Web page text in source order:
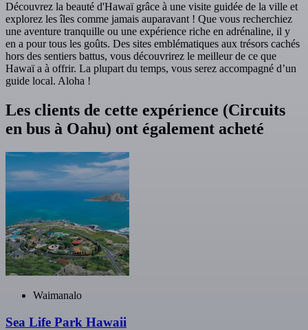
Découvrez la beauté d'Hawaï grâce à une visite guidée de la ville et
explorez les îles comme jamais auparavant ! Que vous recherchiez
une aventure tranquille ou une expérience riche en adrénaline, il y
en a pour tous les goûts. Des sites emblématiques aux trésors cachés
hors des sentiers battus, vous découvrirez le meilleur de ce que
Hawaï a à offrir. La plupart du temps, vous serez accompagné d’un
guide local. Aloha !
Les clients de cette expérience (Circuits
en bus à Oahu) ont également acheté
Waimanalo
Sea Life Park Hawaii